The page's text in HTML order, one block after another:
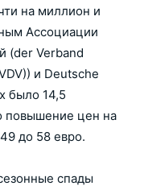
на миллион и
Ассоциации
(der Verband
и Deutsche
было 14,5
повышение цен на
до 58 евро.
спады